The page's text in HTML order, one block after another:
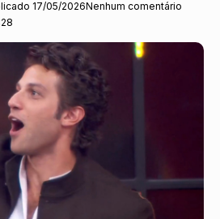
17/05/2026Nenhum comentário